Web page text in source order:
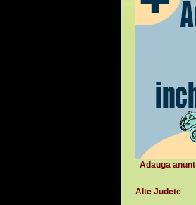
Adauga anunt
Alte Judete